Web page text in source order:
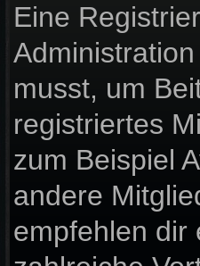
Eine
musst, um
registriertes
zum Beispiel
andere
empfehlen dir